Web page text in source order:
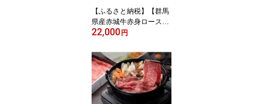
【ふるさと納税】【群馬
県産赤城牛赤身ロースト
ビーフ200g×2個セッ
22,000 円